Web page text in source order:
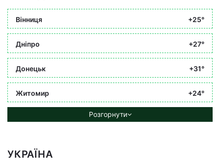
Вінниця +25°
Дніпро +27°
Донецьк +31°
Житомир +24°
Розгорнути
УКРАЇНА